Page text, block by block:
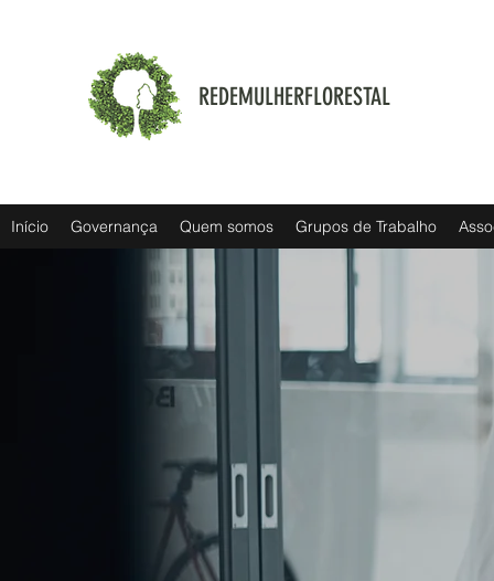
REDEMULHERFLORESTAL
Início Governança Quem somos Grupos de Trabalho